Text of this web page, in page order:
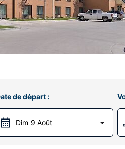
de départ :
Dim 9 Août